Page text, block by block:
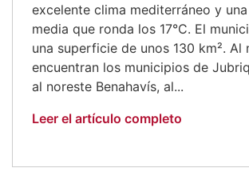
excelente clima mediterráneo y
media que ronda los 17°C. El
una superficie de unos 130 km². Al
encuentran los municipios de
al noreste Benahavís, al...
Leer el artículo completo